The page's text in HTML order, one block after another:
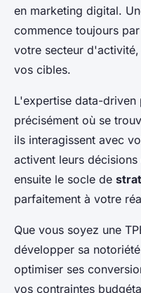
en marketing digital.
commence toujours
votre secteur
vos cibles.
L'expertise data-
précisément où se
ils interagissent avec
activent leurs
ensuite le socle de
parfaitement à votre
Que vous soyez une
développer sa
optimiser ses
vos contraintes